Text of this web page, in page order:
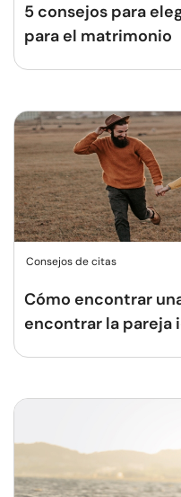
5 consejos para
para el matrimonio
Consejos de citas
Cómo encontrar
encontrar la pareja